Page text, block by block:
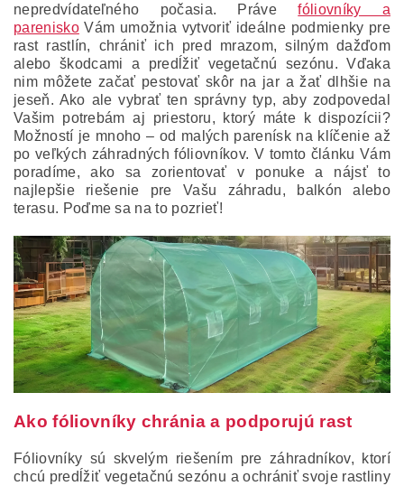
nepredvídateľného počasia. Právefóliovníky a
pareniskoVám umožnia vytvoriť ideálne podmienky pre
rast rastlín, chrániť ich pred mrazom, silným dažďom
alebo škodcami a predĺžiť vegetačnú sezónu. Vďaka
nim môžete začať pestovať skôr na jar a žať dlhšie na
jeseň. Ako ale vybrať ten správny typ, aby zodpovedal
Vašim potrebám aj priestoru, ktorý máte k dispozícii?
Možností je mnoho – od malých parenísk na klíčenie až
po veľkých záhradných fóliovníkov. V tomto článku Vám
poradíme, ako sa zorientovať v ponuke a nájsť to
najlepšie riešenie pre Vašu záhradu, balkón alebo
terasu. Poďme sa na to pozrieť!
Ako fóliovníky chránia a podporujú rast
Fóliovníky sú skvelým riešením pre záhradníkov, ktorí
chcú predĺžiť vegetačnú sezónu a ochrániť svoje rastliny